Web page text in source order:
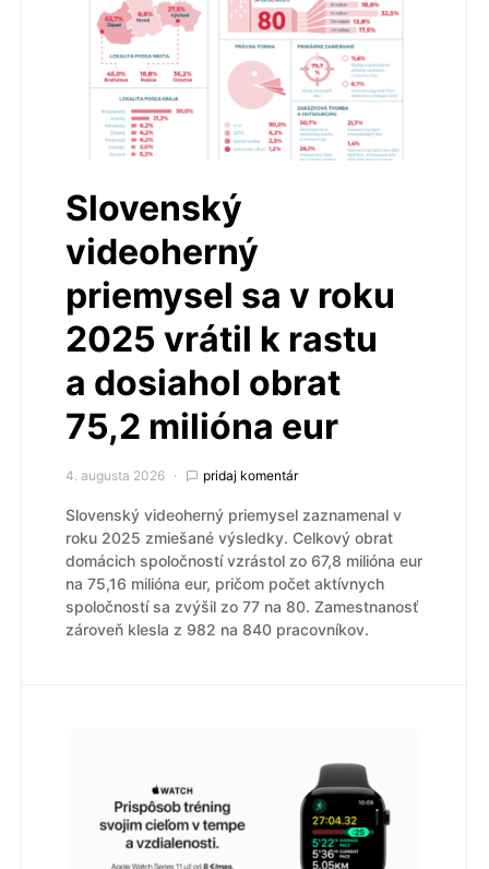
Slovenský
videoherný
priemysel sa v roku
2025 vrátil k rastu
a dosiahol obrat
75,2 milióna eur
4. augusta 2026 pridaj komentár
Slovenský videoherný priemysel zaznamenal v
roku 2025 zmiešané výsledky. Celkový obrat
domácich spoločností vzrástol zo 67,8 milióna eur
na 75,16 milióna eur, pričom počet aktívnych
spoločností sa zvýšil zo 77 na 80. Zamestnanosť
zároveň klesla z 982 na 840 pracovníkov.